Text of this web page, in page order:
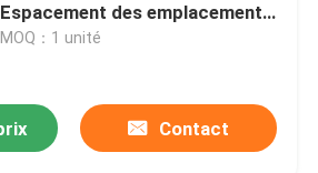
Espacement des emplacements
de 60 mm
MOQ：1 unité
Contact